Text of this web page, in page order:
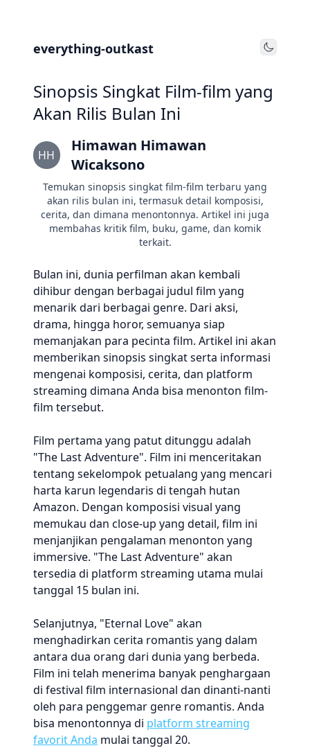
everything-outkast Toggle
Sinopsis Singkat Film-film yang
Akan Rilis Bulan Ini
HH
Himawan Himawan
Wicaksono
Temukan sinopsis singkat film-film terbaru yang
akan rilis bulan ini, termasuk detail komposisi,
cerita, dan dimana menontonnya. Artikel ini juga
membahas kritik film, buku, game, dan komik
terkait.
Bulan ini, dunia perfilman akan kembali
dihibur dengan berbagai judul film yang
menarik dari berbagai genre. Dari aksi,
drama, hingga horor, semuanya siap
memanjakan para pecinta film. Artikel ini akan
memberikan sinopsis singkat serta informasi
mengenai komposisi, cerita, dan platform
streaming dimana Anda bisa menonton film-
film tersebut.
Film pertama yang patut ditunggu adalah
"The Last Adventure". Film ini menceritakan
tentang sekelompok petualang yang mencari
harta karun legendaris di tengah hutan
Amazon. Dengan komposisi visual yang
memukau dan close-up yang detail, film ini
menjanjikan pengalaman menonton yang
immersive. "The Last Adventure" akan
tersedia di platform streaming utama mulai
tanggal 15 bulan ini.
Selanjutnya, "Eternal Love" akan
menghadirkan cerita romantis yang dalam
antara dua orang dari dunia yang berbeda.
Film ini telah menerima banyak penghargaan
di festival film internasional dan dinanti-nanti
oleh para penggemar genre romantis. Anda
bisa menontonnya di platform streaming
favorit Anda mulai tanggal 20.